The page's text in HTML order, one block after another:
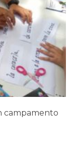
campamento